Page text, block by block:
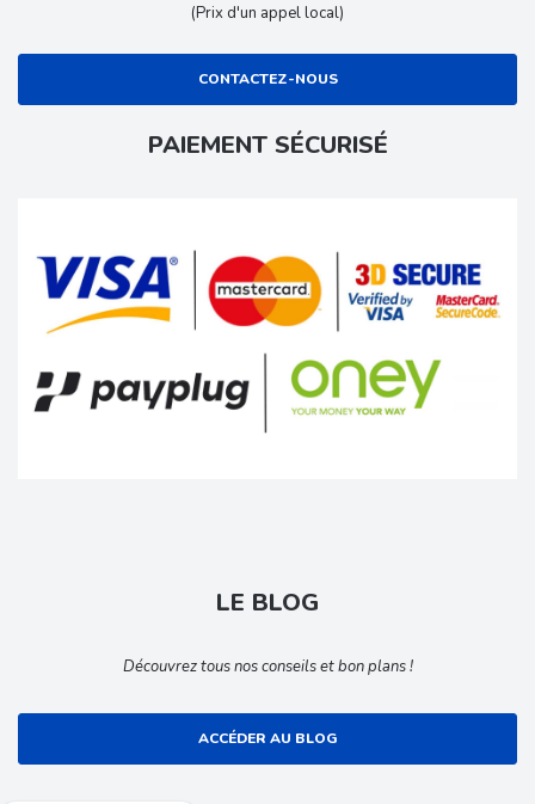
(Prix d'un appel local)
CONTACTEZ-NOUS
PAIEMENT SÉCURISÉ
LE BLOG
Découvrez tous nos conseils et bon plans !
ACCÉDER AU BLOG